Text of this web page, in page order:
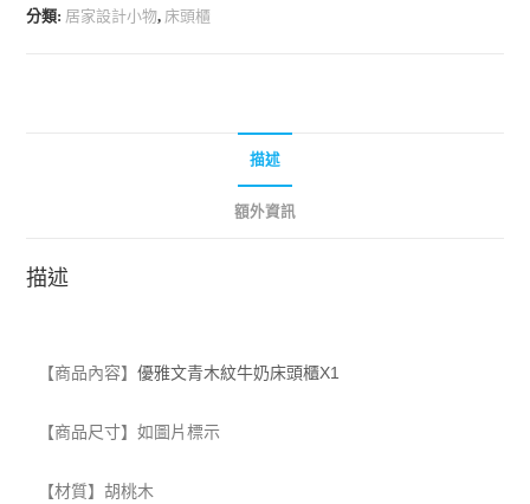
分類: 居家設計小物, 床頭櫃
描述
額外資訊
描述
【商品內容】優雅文青木紋牛奶床頭櫃X1
【商品尺寸】如圖片標示
【材質】胡桃木